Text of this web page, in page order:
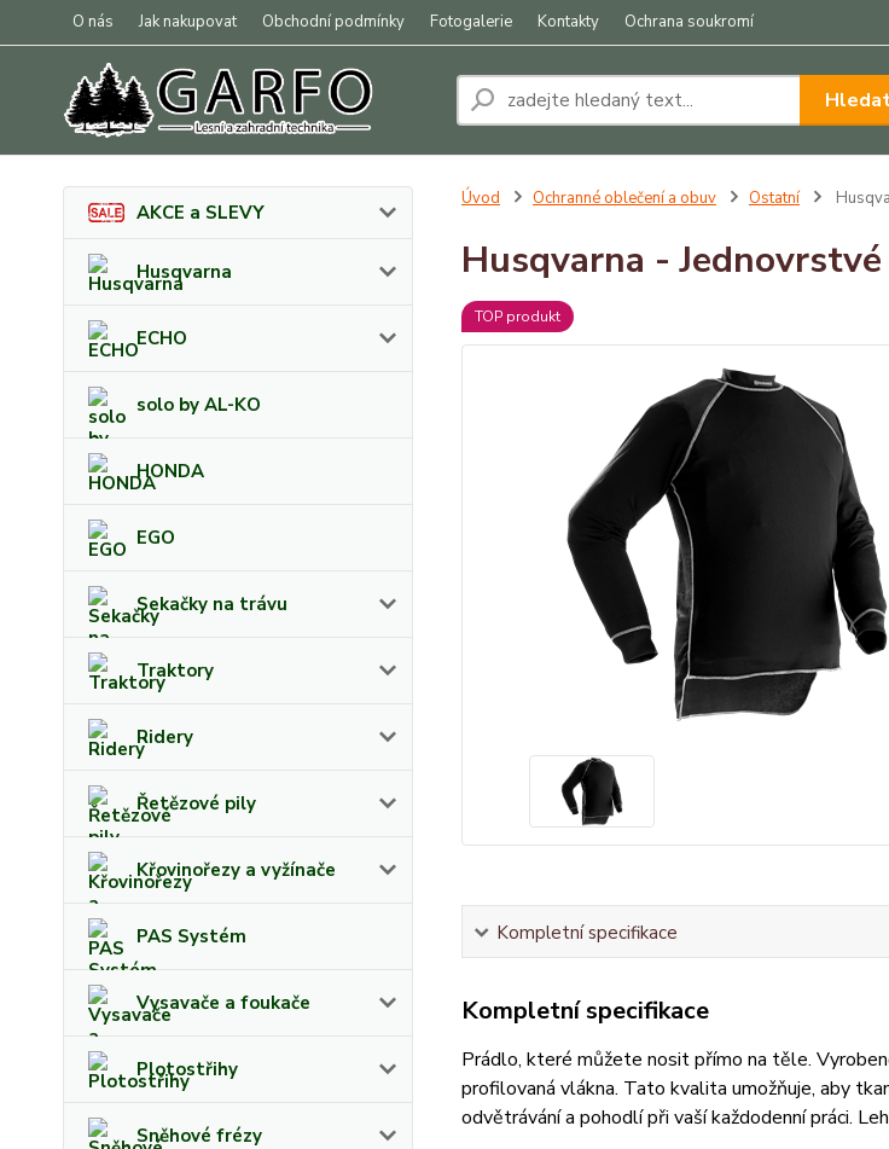
O nás Jak nakupovat Obchodní podmínky Fotogalerie Kontakty Ochrana soukromí
AKCE a SLEVY
Husqvarna
ECHO
solo by AL-KO
HONDA
EGO
Sekačky na trávu
Traktory
Ridery
Řetězové pily
Křovinořezy a vyžínače
PAS Systém
Vysavače a foukače
Plotostřihy
Sněhové frézy
Úvod Ochranné oblečení a obuv Ostatní
Husqvarna -
TOP produkt
Kompletní specifikace
Kompletní specifikace
Prádlo, které můžete nosit přímo na těle.
profilovaná vlákna. Tato kvalita umožňuje, aby
odvětrávání a pohodlí při vaší každodenní práci.